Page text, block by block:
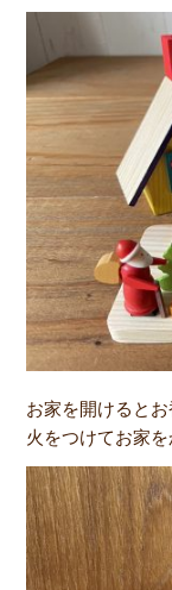
お家を開けると
火をつけてお家を